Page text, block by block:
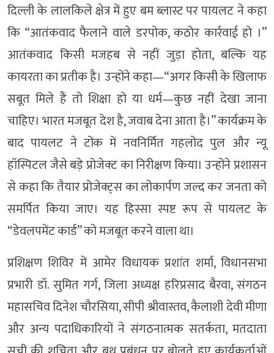
दिल्ली के लालकिले क्षेत्र में हुए बम ब्लास्ट पर पायलट ने कहा
कि “आतंकवाद फैलाने वाले डरपोक, कठोर कार्रवाई हो ।”
आतंकवाद किसी मजहब से नहीं जुड़ा होता, बल्कि यह
कायरता का प्रतीक है। उन्होंने कहा—“अगर किसी के खिलाफ
सबूत मिले हैं तो शिक्षा हो या धर्म—कुछ नहीं देखा जाना
चाहिए। भारत मजबूत देश है, जवाब देना आता है।” कार्यक्रम के
बाद पायलट ने टोंक में नवनिर्मित गहलोद पुल और न्यू
हॉस्पिटल जैसे बड़े प्रोजेक्ट का निरीक्षण किया। उन्होंने प्रशासन
से कहा कि तैयार प्रोजेक्ट्स का लोकार्पण जल्द कर जनता को
समर्पित किया जाए। यह हिस्सा स्पष्ट रूप से पायलट के
“डेवलपमेंट कार्ड” को मजबूत करने वाला था।
प्रशिक्षण शिविर में आमेर विधायक प्रशांत शर्मा, विधानसभा
प्रभारी डॉ. सुमित गर्ग, जिला अध्यक्ष हरिप्रसाद बैरवा, संगठन
महासचिव दिनेश चौरसिया, सीपी श्रीवास्तव, कैलाशी देवी मीणा
और अन्य पदाधिकारियों ने संगठनात्मक सतर्कता, मतदाता